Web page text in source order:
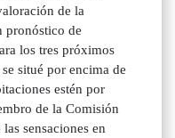
de la
pronóstico de
los tres próximos
situé por encima de
estén por
de la Comisión
sensaciones en